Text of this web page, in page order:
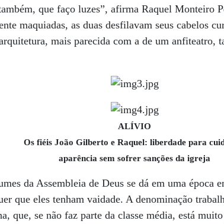
que faço luzes”, afirma Raquel Monteiro
maquiadas, as duas desfilavam seus cabelos
mais parecida com a de um anfiteatro,
ALÍVIO
Os fiéis João Gilberto e Raquel: liberdade para
aparência sem sofrer sanções da igreja
da Assembleia de Deus se dá em uma época
que eles tenham vaidade. A denominação
que, se não faz parte da classe média, está